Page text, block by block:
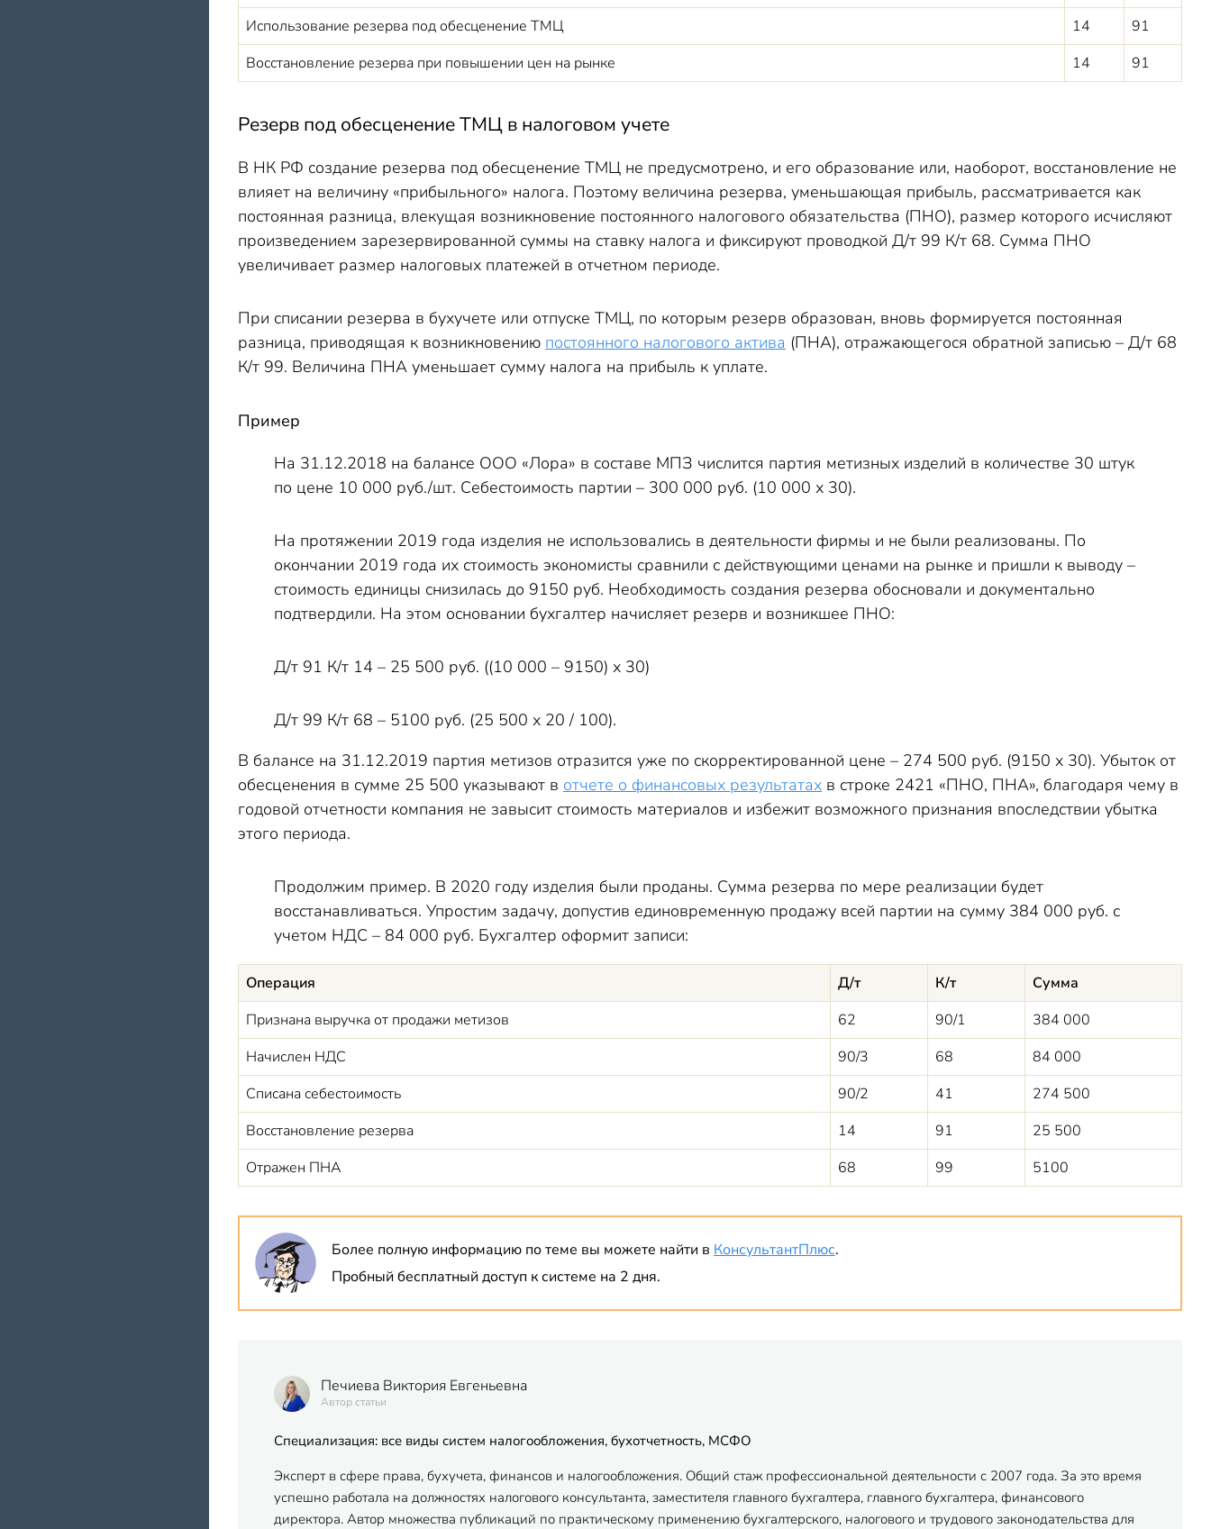
Использование резерва под обесценение ТМЦ
14
91
Восстановление резерва при повышении цен на рынке
14 91
Резерв под обесценение ТМЦ в налоговом учете
В НК РФ создание резерва под обесценение ТМЦ не предусмотрено, и его образование или, наоборот, восстановление не
влияет на величину «прибыльного» налога. Поэтому величина резерва, уменьшающая прибыль, рассматривается как
постоянная разница, влекущая возникновение постоянного налогового обязательства (ПНО), размер которого исчисляют
произведением зарезервированной суммы на ставку налога и фиксируют проводкой Д/т 99 К/т 68. Сумма ПНО
увеличивает размер налоговых платежей в отчетном периоде.
При списании резерва в бухучете или отпуске ТМЦ, по которым резерв образован, вновь формируется постоянная
разница, приводящая к возникновению постоянного налогового актива (ПНА), отражающегося обратной записью – Д/т 68
К/т 99. Величина ПНА уменьшает сумму налога на прибыль к уплате.
Пример
На 31.12.2018 на балансе ООО «Лора» в составе МПЗ числится партия метизных изделий в количестве 30 штук
по цене 10 000 руб./шт. Себестоимость партии – 300 000 руб. (10 000 х 30).
На протяжении 2019 года изделия не использовались в деятельности фирмы и не были реализованы. По
окончании 2019 года их стоимость экономисты сравнили с действующими ценами на рынке и пришли к выводу –
стоимость единицы снизилась до 9150 руб. Необходимость создания резерва обосновали и документально
подтвердили. На этом основании бухгалтер начисляет резерв и возникшее ПНО:
Д/т 91 К/т 14 – 25 500 руб. ((10 000 – 9150) х 30)
Д/т 99 К/т 68 – 5100 руб. (25 500 х 20 / 100).
В балансе на 31.12.2019 партия метизов отразится уже по скорректированной цене – 274 500 руб. (9150 х 30). Убыток от
обесценения в сумме 25 500 указывают в отчете о финансовых результатах в строке 2421 «ПНО, ПНА», благодаря чему в
годовой отчетности компания не завысит стоимость материалов и избежит возможного признания впоследствии убытка
этого периода.
Продолжим пример. В 2020 году изделия были проданы. Сумма резерва по мере реализации будет
восстанавливаться. Упростим задачу, допустив единовременную продажу всей партии на сумму 384 000 руб. с
учетом НДС – 84 000 руб. Бухгалтер оформит записи:
Операция Д/т К/т
Сумма
Признана выручка от продажи метизов
62 90/1
384 000
Начислен НДС
90/3 68
84 000
Списана себестоимость
90/2 41
274 500
Восстановление резерва
14 91
25 500
Отражен ПНА
68 99 5100
Более полную информацию по теме вы можете найти в КонсультантПлюс.
Пробный бесплатный доступ к системе на 2 дня.
Печиева Виктория Евгеньевна
Автор статьи
Специализация: все виды систем налогообложения, бухотчетность, МСФО
Эксперт в сфере права, бухучета, финансов и налогообложения. Общий стаж профессиональной деятельности с 2007 года. За это время
успешно работала на должностях налогового консультанта, заместителя главного бухгалтера, главного бухгалтера, финансового
директора. Автор множества публикаций по практическому применению бухгалтерского, налогового и трудового законодательства для